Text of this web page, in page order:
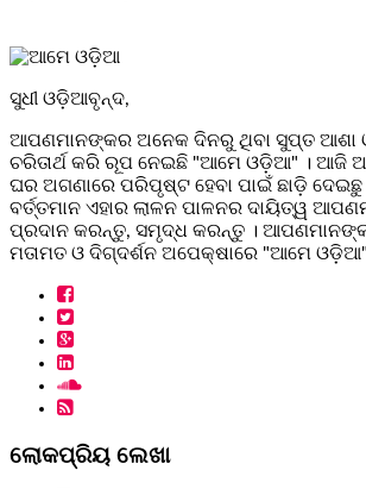
ସୁଧୀ ଓଡ଼ିଆବୃନ୍ଦ,
ଆପଣମାନଙ୍କର ଅନେକ ଦିନରୁ ଥିବା ସୁପ୍ତ ଆଶା
ଚରିତାର୍ଥ କରି ରୂପ ନେଇଛି "ଆମେ ଓଡ଼ିଆ" । ଆଜି
ଘର ଅଗଣାରେ ପରିପୃଷ୍ଟ ହେବା ପାଇଁ ଛାଡ଼ି
ବର୍ତ୍ତମାନ ଏହାର ଲାଳନ ପାଳନର ଦାୟିତ୍ୱ
ପ୍ରଦାନ କରନ୍ତୁ, ସମୃଦ୍ଧ କରନ୍ତୁ ।
ମତାମତ ଓ ଦିଗ୍ଦର୍ଶନ ଅପେକ୍ଷାରେ "ଆମେ ଓଡ଼ିଆ"
ଲୋକପ୍ରିୟ ଲେଖା